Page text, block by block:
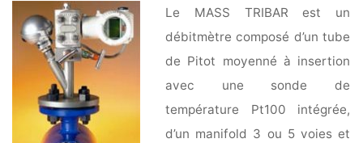
Le MASS TRIBAR est un
débitmètre composé d’un tube
de Pitot moyenné à insertion
avec une sonde de
température Pt100 intégrée,
d’un manifold 3 ou 5 voies et